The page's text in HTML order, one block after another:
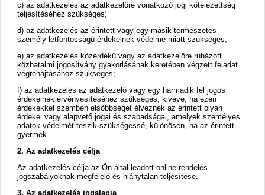
c) az adatkezelés az adatkezelőre vonatkozó jogi kötelezettség
teljesítéséhez szükséges;
d) az adatkezelés az érintett vagy egy másik természetes
személy létfontosságú érdekeinek védelme miatt szükséges;
e) az adatkezelés közérdekű vagy az adatkezelőre ruházott
közhatalmi jogosítvány gyakorlásának keretében végzett feladat
végrehajtásához szükséges;
f) az adatkezelés az adatkezelő vagy egy harmadik fél jogos
érdekeinek érvényesítéséhez szükséges, kivéve, ha ezen
érdekekkel szemben elsőbbséget élveznek az érintett olyan
érdekei vagy alapvető jogai és szabadságai, amelyek személyes
adatok védelmét teszik szükségessé, különösen, ha az érintett
gyermek.
2. Az adatkezelés célja
Az adatkezelés célja az Ön által leadott online rendelés
jogszabályoknak megfelelő és hiánytalan teljesítése.
3. Az adatkezelés jogalapja